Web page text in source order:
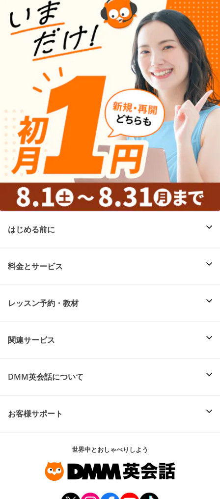
はじめる前に
料金とサービス
レッスン予約・教材
関連サービス
DMM英会話について
お客様サポート
世界中とおしゃべりしよう